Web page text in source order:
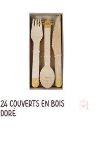
24 COUVERTS EN BOIS
DORÉ